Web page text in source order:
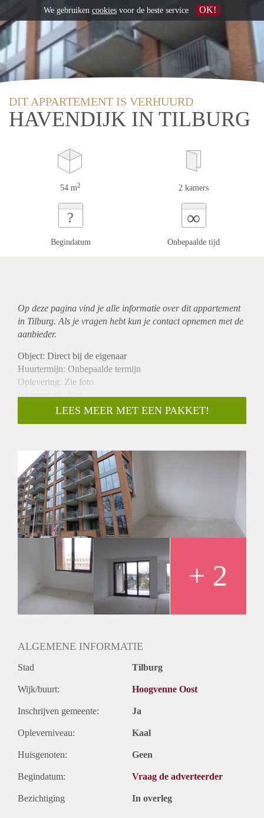
DIT APPARTEMENT IS VERHUURD
HAVENDIJK IN TILBURG
54 m2 2 kamers
?
Begindatum
∞
Onbepaalde tijd
Op deze pagina vind je alle informatie over ditappartement
in Tilburg. Als je vragen hebt kun je contact opnemen met de
aanbieder.
Object: Direct bij de eigenaar
Huurtermijn: Onbepaalde termijn
Oplevering: Zie foto
Inkomen eis: Nee
Garantiestelling mogelijk: Nee
Borg: 1 Maand
Huisdieren toegestaan: Afhankelijk van de Eigenaar
Huurtoeslag grens: Ja
Geschikt voor studenten: Afhankelijk van de Eigenaar
LEES MEER MET EEN PAKKET!
+ 2
ALGEMENE INFORMATIE
Stad Tilburg
Wijk/buurt: Hoogvenne Oost
Inschrijven gemeente: Ja
Opleverniveau: Kaal
Huisgenoten: Geen
Begindatum: Vraag de adverteerder
Bezichtiging In overleg
We gebruiken cookies voor de beste service OK!